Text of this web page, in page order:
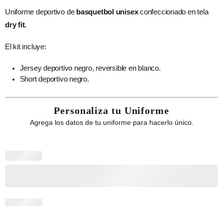
Uniforme deportivo de basquetbol unisexconfeccionado en tela
dry fit.
El kit incluye:
Jersey deportivo negro, reversible en blanco.
Short deportivo negro.
Personaliza tu Uniforme
Agrega los datos de tu uniforme para hacerlo único.